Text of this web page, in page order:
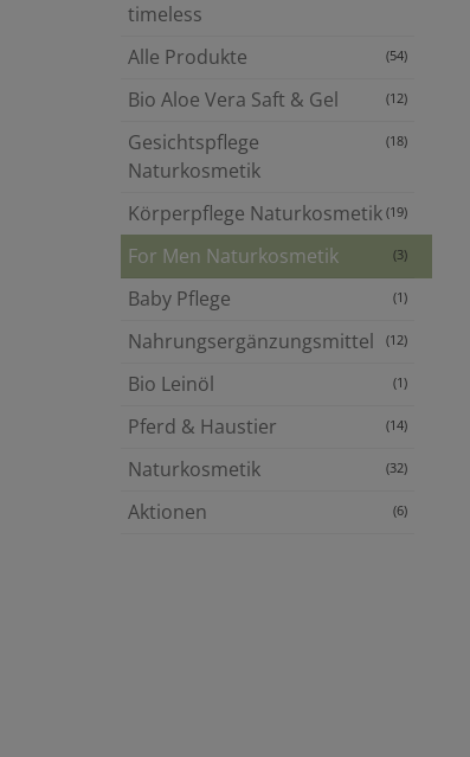
timeless
(54)
Alle Produkte
(12)
Bio Aloe Vera Saft & Gel
(18)
Gesichtspflege
Naturkosmetik
(19)
Körperpflege Naturkosmetik
(3)
For Men Naturkosmetik
(1)
Baby Pflege
(12)
Nahrungsergänzungsmittel
(1)
Bio Leinöl
(14)
Pferd & Haustier
(32)
Naturkosmetik
(6)
Aktionen